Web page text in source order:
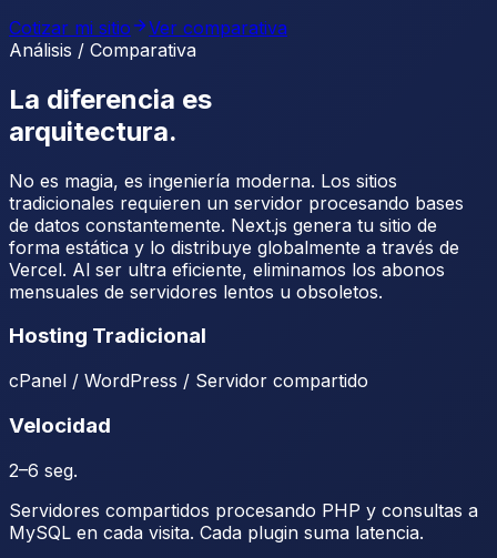
Cotizar mi sitio
Ver comparativa
Análisis / Comparativa
La diferencia es
arquitectura.
No es magia, es ingeniería moderna. Los sitios
tradicionales requieren un servidor procesando bases
de datos constantemente. Next.js genera tu sitio de
forma estática y lo distribuye globalmente a través de
Vercel. Al ser ultra eficiente, eliminamos los abonos
mensuales de servidores lentos u obsoletos.
Hosting Tradicional
cPanel / WordPress / Servidor compartido
Velocidad
2–6 seg.
Servidores compartidos procesando PHP y consultas a
MySQL en cada visita. Cada plugin suma latencia.